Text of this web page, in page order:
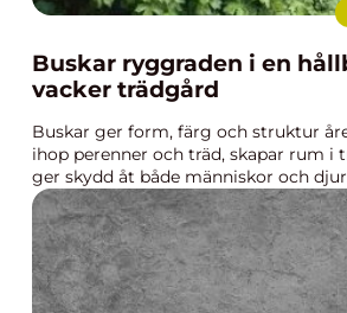
Buskar ryggraden i en hållbar och
vacker trädgård
Buskar ger form, färg och struktur
ihop perenner och träd, skapar rum i
ger skydd åt både människor och